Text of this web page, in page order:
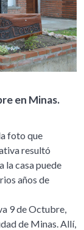
en Minas.
foto que
resultó
la casa puede
años de
9 de Octubre,
de Minas. Allí,